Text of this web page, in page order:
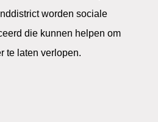
worden sociale
die kunnen helpen om
te laten verlopen.